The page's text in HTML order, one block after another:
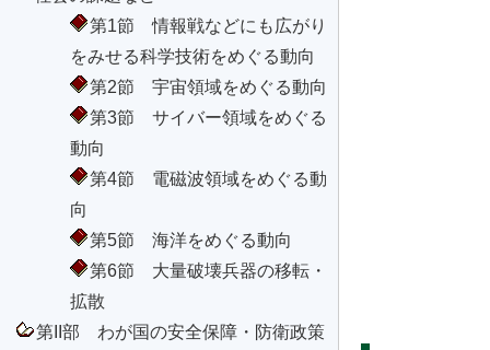
第1節 情報戦などにも広がり
をみせる科学技術をめぐる動向
第2節 宇宙領域をめぐる動向
第3節 サイバー領域をめぐる
動向
第4節 電磁波領域をめぐる動
向
第5節 海洋をめぐる動向
第6節 大量破壊兵器の移転・
拡散
第II部 わが国の安全保障・防衛政策